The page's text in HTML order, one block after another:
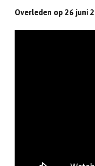
Overleden op 26 juni